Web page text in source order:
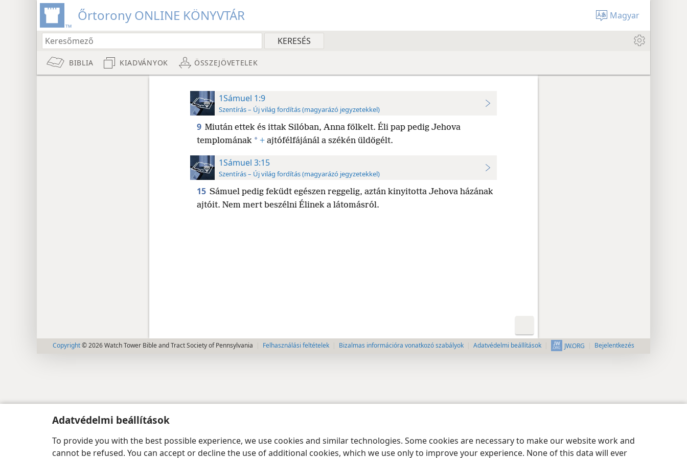
Adatvédelmi beállítások
To provide you with the best possible experience, we use cookies and similar technologies. Some cookies are necessary to make our website work and
cannot be refused. You can accept or decline the use of additional cookies, which we use only to improve your experience. None of this data will ever
Őrtorony ONLINE KÖNYVTÁR Magyar
BIBLIA KIADVÁNYOK ÖSSZEJÖVETELEK
1Sámuel 1:9
Szentírás – Új világ fordítás (magyarázó jegyzetekkel)
9 Miután ettek és ittak Silóban, Anna fölkelt. Éli pap pedig Jehova
templomának * +ajtófélfájánál a székén üldögélt.
1Sámuel 3:15
Szentírás – Új világ fordítás (magyarázó jegyzetekkel)
15 Sámuel pedig feküdt egészen reggelig, aztán kinyitotta Jehova házának
ajtóit. Nem mert beszélni Élinek a látomásról.
Copyright© 2026 Watch Tower Bible and Tract Society of Pennsylvania Felhasználási feltételek Bizalmas információra vonatkozó szabályok Adatvédelmi beállítások JW.ORG Bejelentkezés